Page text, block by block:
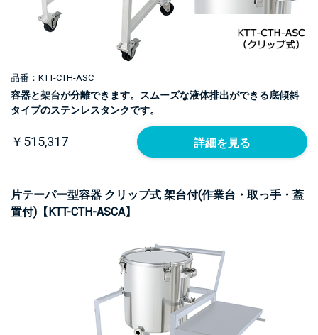
品番：KTT-CTH-ASC
容器と架台が分離できます。スムーズな液体排出ができる底傾斜
タイプのステンレスタンクです。
￥515,317 詳細を見る
片テーパー型容器 クリップ式 架台付(作業台・取っ手・蓋
置付)【KTT-CTH-ASCA】